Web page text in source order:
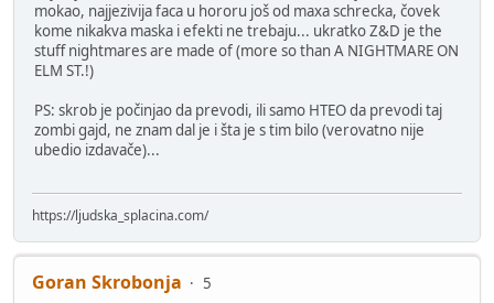
mokao, najjezivija faca u hororu još od maxa schrecka, čovek
kome nikakva maska i efekti ne trebaju... ukratko Z&D je the
stuff nightmares are made of (more so than A NIGHTMARE ON
ELM ST.!)
PS: skrob je počinjao da prevodi, ili samo HTEO da prevodi taj
zombi gajd, ne znam dal je i šta je s tim bilo (verovatno nije
ubedio izdavače)...
https://ljudska_splacina.com/
Goran Skrobonja
5